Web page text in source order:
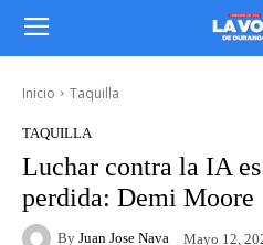
Inicio Taquilla
TAQUILLA
Luchar contra la IA
perdida: Demi Moore
By Juan Jose Nava Mayo 12,